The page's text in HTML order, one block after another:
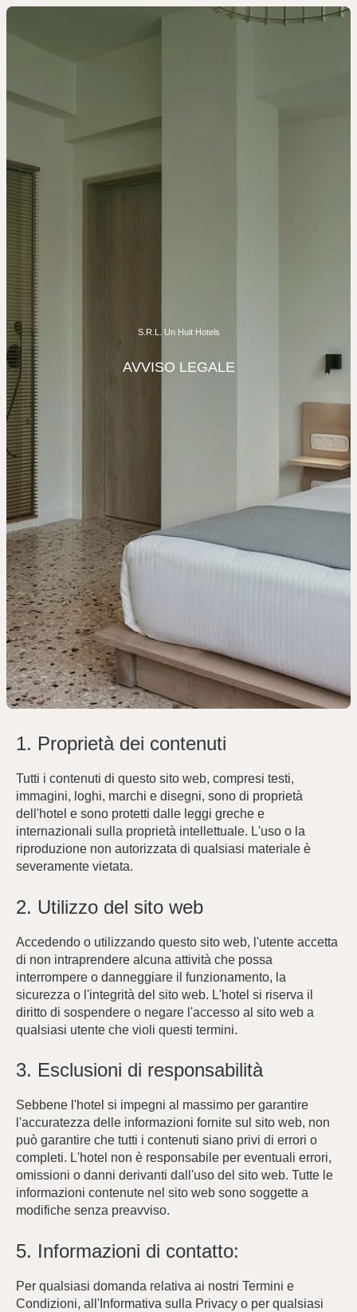
S.R.L. Un Huit Hotels
AVVISO LEGALE
1. Proprietà dei contenuti
Tutti i contenuti di questo sito web, compresi testi,
immagini, loghi, marchi e disegni, sono di proprietà
dell'hotel e sono protetti dalle leggi greche e
internazionali sulla proprietà intellettuale. L'uso o la
riproduzione non autorizzata di qualsiasi materiale è
severamente vietata.
2. Utilizzo del sito web
Accedendo o utilizzando questo sito web, l'utente accetta
di non intraprendere alcuna attività che possa
interrompere o danneggiare il funzionamento, la
sicurezza o l'integrità del sito web. L'hotel si riserva il
diritto di sospendere o negare l'accesso al sito web a
qualsiasi utente che violi questi termini.
3. Esclusioni di responsabilità
Sebbene l'hotel si impegni al massimo per garantire
l'accuratezza delle informazioni fornite sul sito web, non
può garantire che tutti i contenuti siano privi di errori o
completi. L'hotel non è responsabile per eventuali errori,
omissioni o danni derivanti dall'uso del sito web. Tutte le
informazioni contenute nel sito web sono soggette a
modifiche senza preavviso.
5. Informazioni di contatto:
Per qualsiasi domanda relativa ai nostri Termini e
Condizioni, all'Informativa sulla Privacy o per qualsiasi
5 Vlacháva,
10551 Αθήνα, Greece
+30 698 512 4492
info@vasihotels.com
Casa
Le Camere
Camera Economy doppia o matrimoniale
Junior Suite
Camera doppia con vista sull'Acropoli
Suite con terrazza
Suite familiare
Suite familiare con vasca idromassaggio
Suite con vista sull'Acropoli
Suite con vasca idromassaggio
Posizione e contatti
I nostri servizi
Spazio di lavoro aperto
Colazione a buffet
Galleria